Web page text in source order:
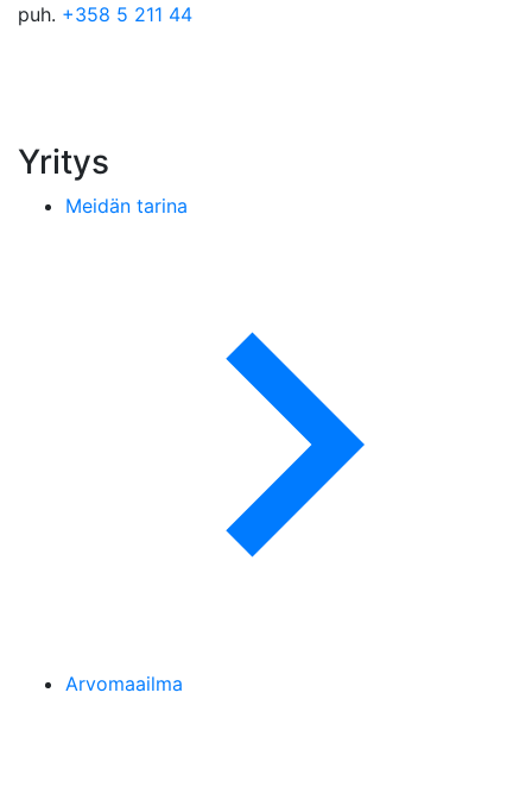
puh. +358 5 211 44
Yritys
Meidän tarina
Arvomaailma